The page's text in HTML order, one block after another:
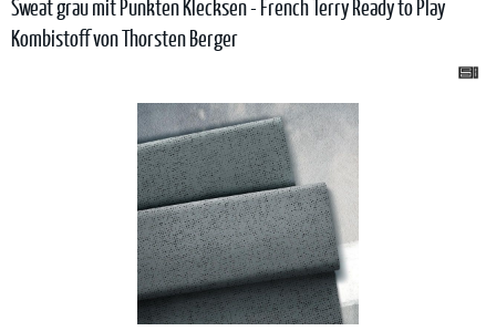
Sweat grau mit Punkten Klecksen - French Terry Ready to Play
Kombistoff von Thorsten Berger